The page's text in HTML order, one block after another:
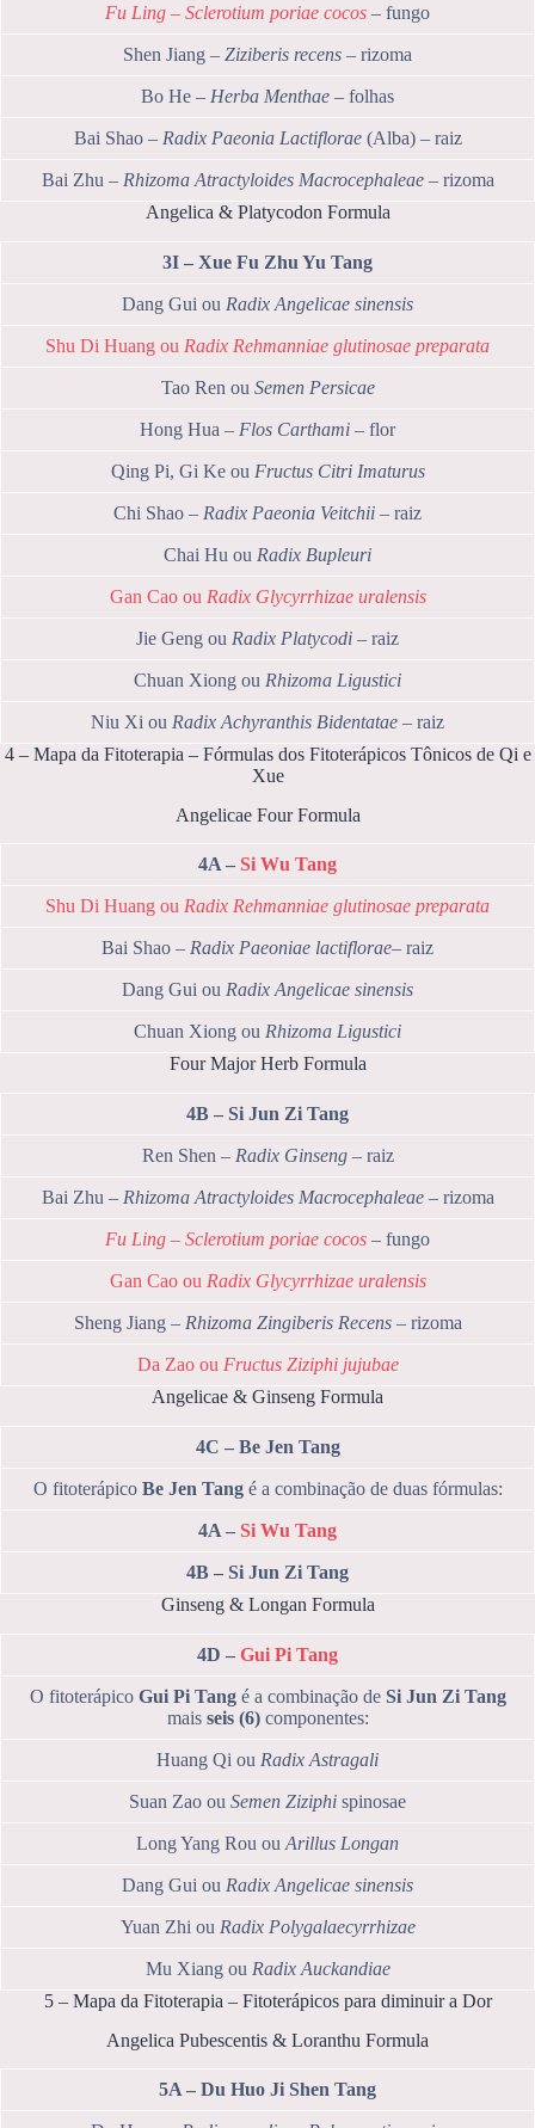
Fu Ling – Sclerotium poriae cocos – fungo
Shen Jiang – Ziziberis recens – rizoma
Bo He – Herba Menthae – folhas
Bai Shao – Radix Paeonia Lactiflorae(Alba) – raiz
Bai Zhu – Rhizoma Atractyloides Macrocephaleae– rizoma
Angelica & Platycodon Formula
3I – Xue Fu Zhu Yu Tang
Dang Gui ou Radix Angelicae sinensis
Shu Di Huang ou Radix Rehmanniae glutinosae preparata
Tao Ren ou Semen Persicae
Hong Hua – Flos Carthami – flor
Qing Pi, Gi Ke ou Fructus Citri Imaturus
Chi Shao – Radix Paeonia Veitchii – raiz
Chai Hu ou Radix Bupleuri
Gan Cao ou Radix Glycyrrhizae uralensis
Jie Geng ou Radix Platycodi – raiz
Chuan Xiong ou Rhizoma Ligustici
Niu Xi ou Radix Achyranthis Bidentatae – raiz
4 – Mapa da Fitoterapia – Fórmulas dos Fitoterápicos Tônicos de Qi e
Xue
Angelicae Four Formula
4A – Si Wu Tang
Shu Di Huang ou Radix Rehmanniae glutinosae preparata
Bai Shao – Radix Paeoniae lactiflorae– raiz
Dang Gui ou Radix Angelicae sinensis
Chuan Xiong ou Rhizoma Ligustici
Four Major Herb Formula
4B – Si Jun Zi Tang
Ren Shen – Radix Ginseng– raiz
Bai Zhu – Rhizoma Atractyloides Macrocephaleae– rizoma
Fu Ling – Sclerotium poriae cocos – fungo
Gan Cao ou Radix Glycyrrhizae uralensis
Sheng Jiang – Rhizoma Zingiberis Recens– rizoma
Da Zao ou Fructus Ziziphi jujubae
Angelicae & Ginseng Formula
4C – Be Jen Tang
O fitoterápico Be Jen Tangé a combinação de duas fórmulas:
4A – Si Wu Tang
4B – Si Jun Zi Tang
Ginseng & Longan Formula
4D – Gui Pi Tang
O fitoterápico Gui Pi Tangé a combinação de Si Jun Zi Tang
mais seis (6)componentes:
Huang Qi ou Radix Astragali
Suan Zao ou Semen Ziziphi spinosae
Long Yang Rou ou Arillus Longan
Dang Gui ou Radix Angelicae sinensis
Yuan Zhi ou Radix Polygalaecyrrhizae
Mu Xiang ou Radix Auckandiae
5 – Mapa da Fitoterapia – Fitoterápicos para diminuir a Dor
Angelica Pubescentis & Loranthu Formula
5A – Du Huo Ji Shen Tang